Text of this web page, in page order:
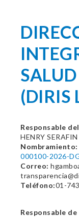
(DIRIS
Responsable
HENRY
Nombramiento:
000100-2026-
Correo:
Teléfono:01-
Responsable